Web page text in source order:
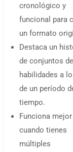
cronológico y
funcional para
un formato
Destaca un
de conjuntos de
habilidades a
de un período
tiempo.
Funciona mejor
cuando tienes
múltiples